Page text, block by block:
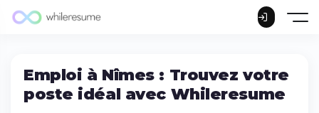
Emploi à Nîmes : Trouvez votre
poste idéal avec Whileresume